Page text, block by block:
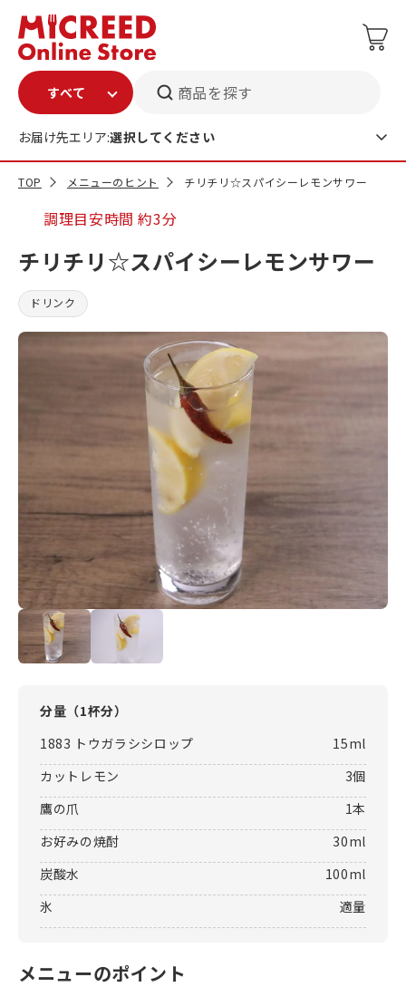
商品を探す
お届け先エリア:選択してください
TOP メニューのヒント チリチリ☆スパイシーレモンサワー
調理目安時間約3分
チリチリ☆スパイシーレモンサワー
ドリンク
分量（1杯分）
1883 トウガラシシロップ
15ml
カットレモン
3個
鷹の爪
1本
お好みの焼酎
30ml
炭酸水
100ml
氷
適量
メニューのポイント